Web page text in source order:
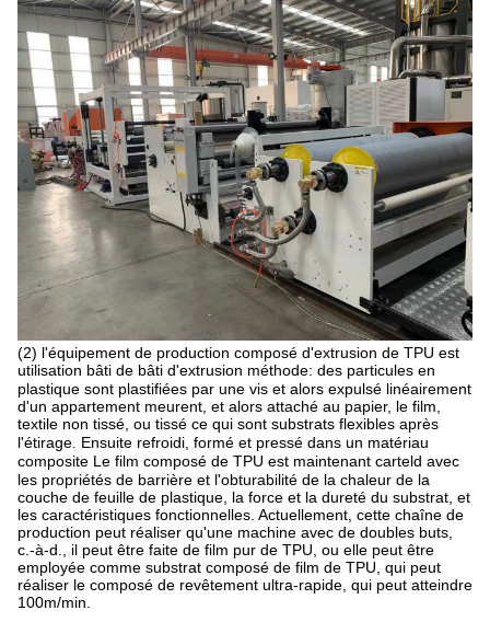
(2) l'équipement de production composé d'extrusion de TPU est
utilisation bâti de bâti d'extrusion méthode: des particules en
plastique sont plastifiées par une vis et alors expulsé linéairement
d'un appartement meurent, et alors attaché au papier, le film,
textile non tissé, ou tissé ce qui sont substrats flexibles après
l'étirage. Ensuite refroidi, formé et pressé dans un matériau
composite Le film composé de TPU est maintenant carteld avec
les propriétés de barrière et l'obturabilité de la chaleur de la
couche de feuille de plastique, la force et la dureté du substrat, et
les caractéristiques fonctionnelles. Actuellement, cette chaîne de
production peut réaliser qu'une machine avec de doubles buts,
c.-à-d., il peut être faite de film pur de TPU, ou elle peut être
employée comme substrat composé de film de TPU, qui peut
réaliser le composé de revêtement ultra-rapide, qui peut atteindre
100m/min.